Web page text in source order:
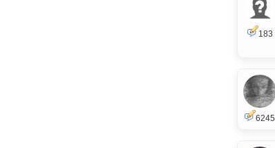
183
6245